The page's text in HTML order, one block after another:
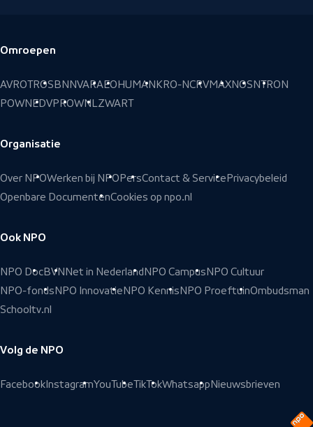
Voettekst
Omroepen
AVROTROSBNNVARAEOHUMANKRO-NCRVMAXNOSNTRON
POWNEDVPROWNLZWART
Organisatie
Over NPOWerken bij NPO PersContact & Service Privacybeleid
Openbare DocumentenCookies op npo.nl
Ook NPO
NPO DocBVN Net in Nederland NPO Campus NPO Cultuur
NPO-fonds NPO Innovatie NPO Kennis NPO ProeftuinOmbudsman
Schooltv.nl
Volg de NPO
Facebook InstagramYouTubeTikTokWhatsapp Nieuwsbrieven